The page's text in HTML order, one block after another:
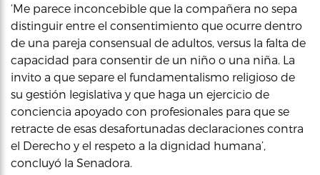
‘Me parece inconcebible que la compañera no sepa
distinguir entre el consentimiento que ocurre dentro
de una pareja consensual de adultos, versus la falta de
capacidad para consentir de un niño o una niña. La
invito a que separe el fundamentalismo religioso de
su gestión legislativa y que haga un ejercicio de
conciencia apoyado con profesionales para que se
retracte de esas desafortunadas declaraciones contra
el Derecho y el respeto a la dignidad humana’,
concluyó la Senadora.